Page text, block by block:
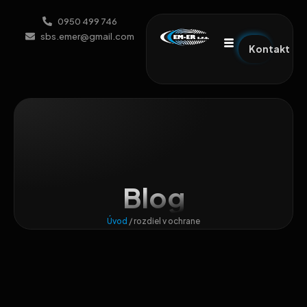
0950 499 746
sbs.emer@gmail.com
Kontakt
Blog
Úvod / rozdiel v ochrane